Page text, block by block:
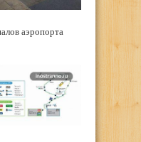
аэропорта